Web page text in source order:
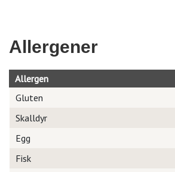
Allergener
Allergen
Gluten
Skalldyr
Egg
Fisk